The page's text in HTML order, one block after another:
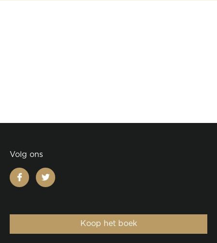
Volg ons
facebooktwitter
Koop het boek